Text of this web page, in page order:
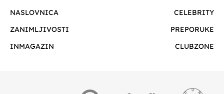
NASLOVNICA
CELEBRITY
ZANIMLJIVOSTI
PREPORUKE
INMAGAZIN
CLUBZONE